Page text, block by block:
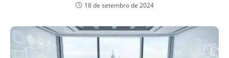
18 de setembro de 2024